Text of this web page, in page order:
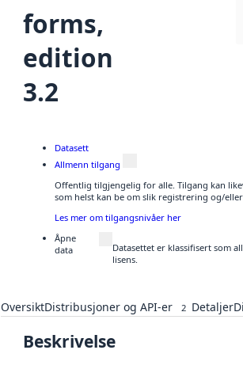
forms,
edition
3.2
Datasett
Allmenn tilgang
Offentlig tilgjengelig for alle. Tilgang kan
som helst kan be om slik registrering og/
Les mer om tilgangsnivåer her
Åpne
data
Datasettet er klassifisert som
lisens.
OversiktDistribusjoner og API-er 2 Detaljer
Beskrivelse